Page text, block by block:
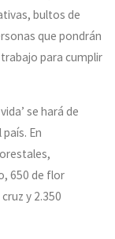
bultos de
que pondrán
para cumplir
se hará de
En
650 de flor
y 2.350